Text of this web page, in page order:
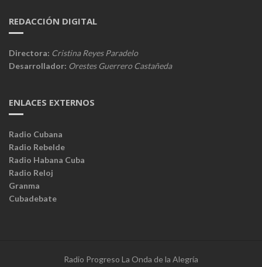
REDACCIÓN DIGITAL
Directora: Cristina Reyes Paradelo
Desarrollador: Orestes Guerrero Castañeda
ENLACES EXTERNOS
Radio Cubana
Radio Rebelde
Radio Habana Cuba
Radio Reloj
Granma
Cubadebate
Radio Progreso La Onda de la Alegría